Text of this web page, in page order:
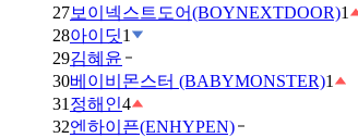
27보이넥스트도어(BOYNEXTDOOR)1
28아이딧1
29김혜윤
30베이비몬스터 (BABYMONSTER)1
31 정해인4
32엔하이픈(ENHYPEN)